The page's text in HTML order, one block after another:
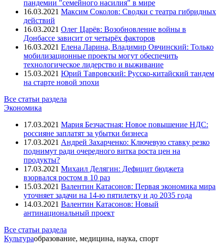
пандемии "семейного насилия" в мире
16.03.2021 Максим Соколов: Сводки с театра гибридных
действий
16.03.2021 Олег Царёв: Возобновление войны в
Донбассе зависит от четырёх факторов
16.03.2021 Елена Ларина, Владимир Овчинский: Только
мобилизационные проекты могут обеспечить
технологическое лидерство и выживание
15.03.2021 Юрий Тавровский: Русско-китайский тандем
на старте новой эпохи
Все статьи раздела
Экономика
17.03.2021 Мария Безчастная: Новое повышение НДС:
россияне заплатят за убытки бизнеса
17.03.2021 Андрей Захарченко: Ключевую ставку резко
поднимут ради очередного витка роста цен на
продукты?
17.03.2021 Михаил Делягин: Дефицит бюджета
взорвался ростом в 10 раз
15.03.2021 Валентин Катасонов: Первая экономика мира
уточняет задачи на 14-ю пятилетку и до 2035 года
14.03.2021 Валентин Катасонов: Новый
антинациональный проект
Все статьи раздела
Культураобразование, медицина, наука, спорт